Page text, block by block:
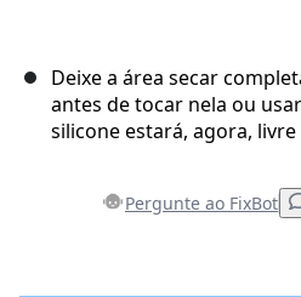
Deixe a área secar
antes de tocar nela ou
silicone estará, agora,
Pergunte ao FixBot